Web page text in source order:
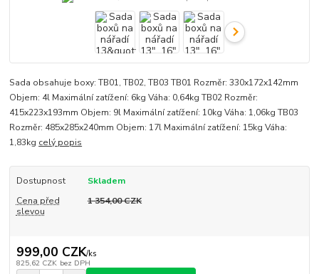
Sada obsahuje boxy: TB01, TB02, TB03 TB01 Rozměr: 330x172x142mm
Objem: 4l Maximální zatížení: 6kg Váha: 0,64kg TB02 Rozměr:
415x223x193mm Objem: 9l Maximální zatížení: 10kg Váha: 1,06kg TB03
Rozměr: 485x285x240mm Objem: 17l Maximální zatížení: 15kg Váha:
1,83kg celý popis
Dostupnost
Skladem
Cena před
slevou
1 354,00 CZK
999,00 CZK/ks
825,62 CZK bez DPH